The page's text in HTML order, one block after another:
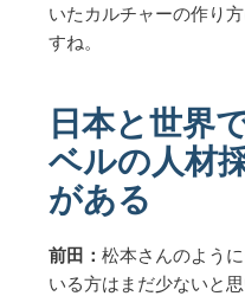
いたカルチャーの作り
すね。
日本と世界
ベルの人材
がある
前田： 松本さんのよう
いる方はまだ少ないと